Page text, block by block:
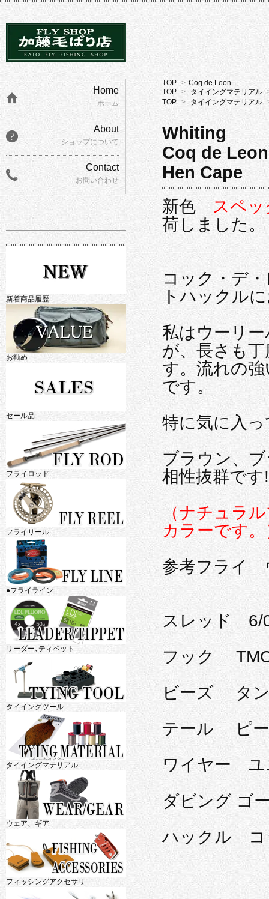
TOP > Coq de Leon
TOP > タイイングマテリアル
TOP > タイイングマテリアル
Whiting
Coq de Leon
Hen Cape
新色 スペ
荷しました。
コック・デ
トハックル
私はウーリ
が、長さも
す。流れの
です。
特に気に入
ブラウン、
相性抜群で
（ナチュラ
カラーです。
参考フライ
スレッド6/
フック
ビーズタ
テール ピ
ワイヤー
ダビングゴ
ハックル
Home
ホーム
About
ショップについて
Contact
お問い合わせ
新着商品履歴
お勧め
セール品
フライロッド
フライリール
●フライライン
リーダー､ティペット
タイイングツール
タイイングマテリアル
ウェア、ギア
フィッシングアクセサリ